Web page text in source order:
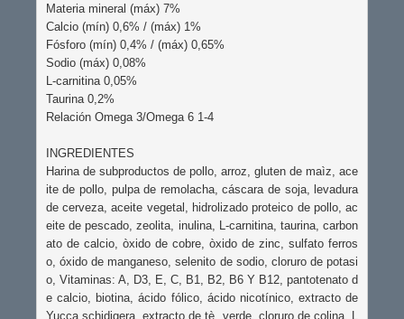
Materia mineral (máx) 7%
Calcio (mín) 0,6% / (máx) 1%
Fósforo (mín) 0,4% / (máx) 0,65%
Sodio (máx) 0,08%
L-carnitina 0,05%
Taurina 0,2%
Relación Omega 3/Omega 6 1-4
INGREDIENTES
Harina de subproductos de pollo, arroz, gluten de maìz, ace
ite de pollo, pulpa de remolacha, cáscara de soja, levadura
de cerveza, aceite vegetal, hidrolizado proteico de pollo, ac
eite de pescado, zeolita, inulina, L-carnitina, taurina, carbon
ato de calcio, òxido de cobre, òxido de zinc, sulfato ferros
o, óxido de manganeso, selenito de sodio, cloruro de potasi
o, Vitaminas: A, D3, E, C, B1, B2, B6 Y B12, pantotenato d
e calcio, biotina, ácido fólico, ácido nicotínico, extracto de
Yucca schidigera, extracto de tè  verde, cloruro de colina, L